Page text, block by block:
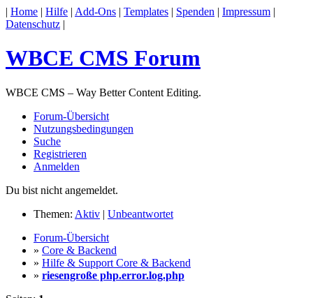
| Home | Hilfe | Add-Ons | Templates | Spenden | Impressum |
Datenschutz |
WBCE CMS Forum
WBCE CMS – Way Better Content Editing.
Forum-Übersicht
Nutzungsbedingungen
Suche
Registrieren
Anmelden
Du bist nicht angemeldet.
Themen: Aktiv | Unbeantwortet
Forum-Übersicht
» Core & Backend
» Hilfe & Support Core & Backend
» riesengroße php.error.log.php